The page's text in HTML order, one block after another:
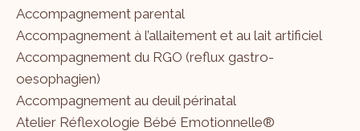
Accompagnement parental
Accompagnement à l’allaitement et au lait artificiel
Accompagnement du RGO (reflux gastro-
oesophagien)
Accompagnement au deuil périnatal
Atelier Réflexologie Bébé Emotionnelle®